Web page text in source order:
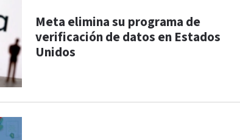
Meta elimina su programa de
verificación de datos en Estados
Unidos